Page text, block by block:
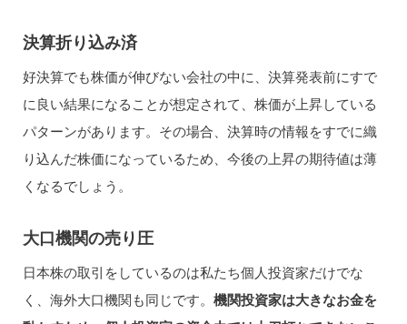
決算折り込み済
好決算でも株価が伸びない会社の中に、決算発表前にすで
に良い結果になることが想定されて、株価が上昇している
パターンがあります。その場合、決算時の情報をすでに織
り込んだ株価になっているため、今後の上昇の期待値は薄
くなるでしょう。
大口機関の売り圧
日本株の取引をしているのは私たち個人投資家だけでな
く、海外大口機関も同じです。 機関投資家は大きなお金を